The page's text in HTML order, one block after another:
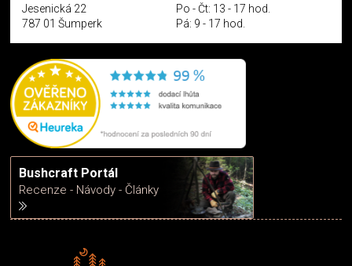
Jesenická 22
787 01 Šumperk
Po - Čt: 13 - 17 hod.
Pá: 9 - 17 hod.
Bushcraft Portál
Recenze - Návody - Články